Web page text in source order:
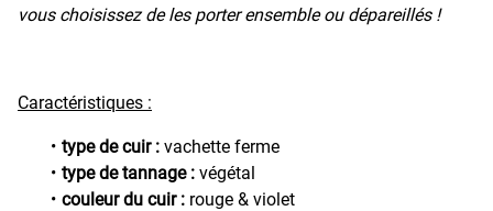
vous choisissez de les porter ensemble ou dépareillés !
Caractéristiques :
type de cuir : vachette ferme
type de tannage : végétal
couleur du cuir : rouge & violet